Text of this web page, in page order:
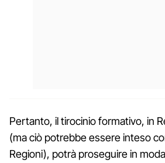
Pertanto, il tirocinio formativo, in
(ma ciò potrebbe essere inteso
Regioni), potrà proseguire in